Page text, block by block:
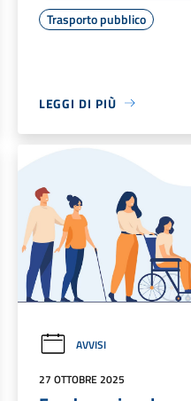
Trasporto pubblico
LEGGI DI PIÙ
AVVISI
27 OTTOBRE 2025